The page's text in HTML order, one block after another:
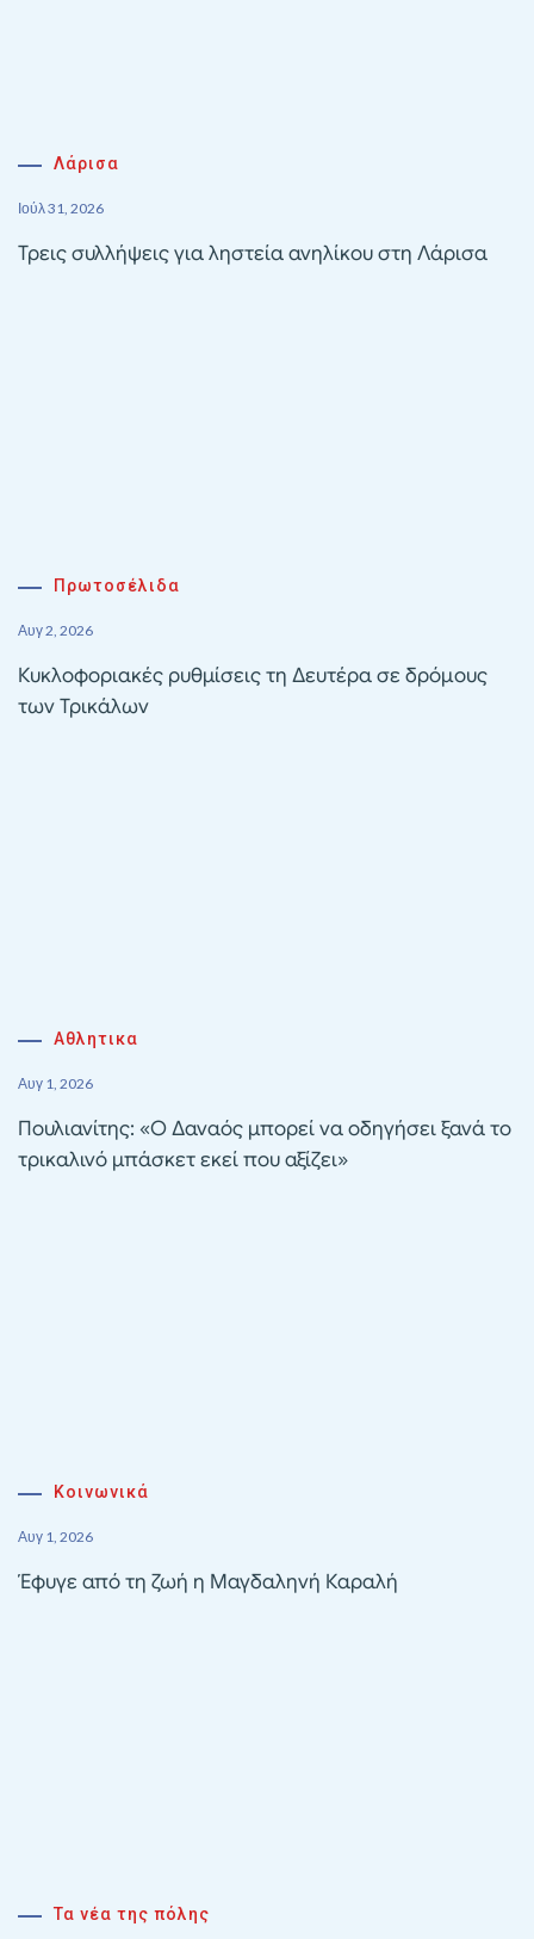
Λάρισα
Ιούλ 31, 2026
Τρεις συλλήψεις για ληστεία ανηλίκου στη Λάρισα
Πρωτοσέλιδα
Αυγ 2, 2026
Κυκλοφοριακές ρυθμίσεις τη Δευτέρα σε δρόμους
των Τρικάλων
Αθλητικα
Αυγ 1, 2026
Πουλιανίτης: «Ο Δαναός μπορεί να οδηγήσει ξανά το
τρικαλινό μπάσκετ εκεί που αξίζει»
Κοινωνικά
Αυγ 1, 2026
Έφυγε από τη ζωή η Μαγδαληνή Καραλή
Τα νέα της πόλης